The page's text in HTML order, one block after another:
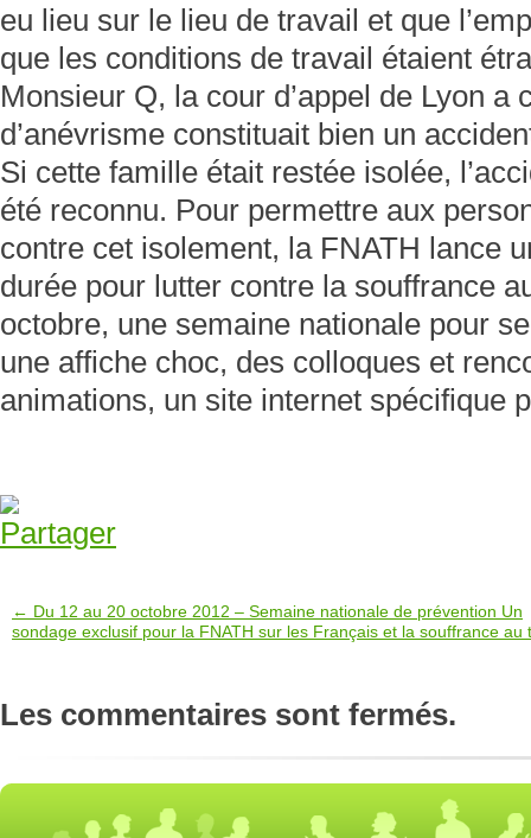
eu lieu sur le lieu de travail et que
que les conditions de travail étaient
Monsieur Q, la cour d’appel de Lyon a
d’anévrisme constituait bien un
Si cette famille était restée isolée,
été reconnu. Pour permettre aux
contre cet isolement, la FNATH lance
durée pour lutter contre la souffrance
octobre, une semaine nationale pour
une affiche choc, des colloques et
animations, un site internet
← Du 12 au 20 octobre 2012 – Semaine nationale de prévention Un
sondage exclusif pour la FNATH sur les Français et la souffrance au
Les commentaires sont fermés.